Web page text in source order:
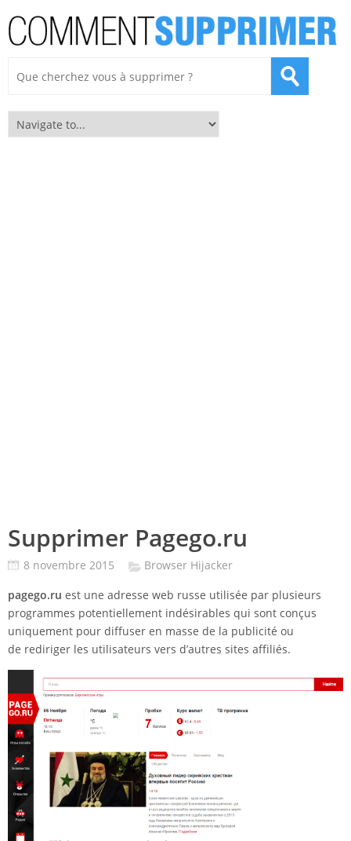
Supprimer Pagego.ru
8 novembre 2015
Browser Hijacker
pagego.ru est une adresse web russe utilisée par plusieurs
programmes potentiellement indésirables qui sont conçus
uniquement pour diffuser en masse de la publicité ou
de rediriger les utilisateurs vers d’autres sites affiliés.